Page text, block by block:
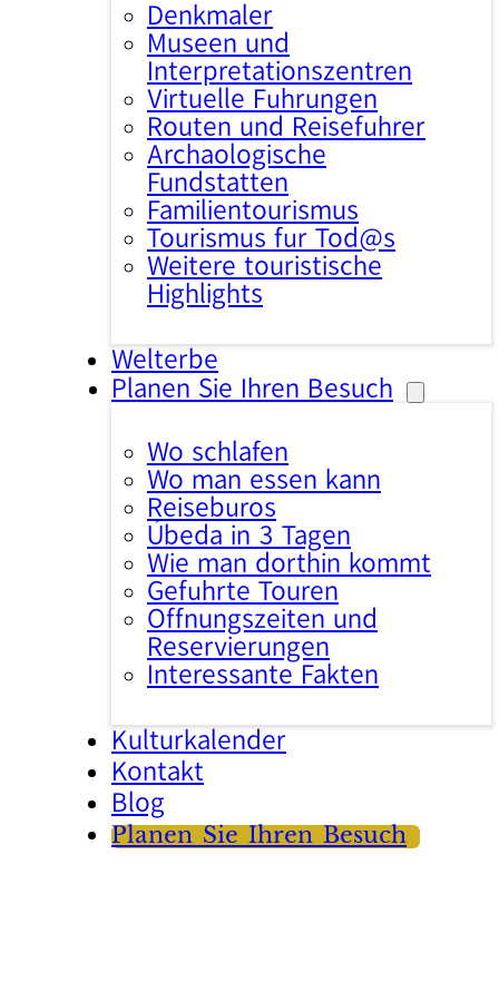
Denkmäler
Museen und
Interpretationszentren
Virtuelle Führungen
Routen und Reiseführer
Archäologische
Fundstätten
Familientourismus
Tourismus für Tod@s
Weitere touristische
Highlights
Welterbe
Planen Sie Ihren Besuch
Wo schlafen
Wo man essen kann
Reisebüros
Úbeda in 3 Tagen
Wie man dorthin kommt
Geführte Touren
Öffnungszeiten und
Reservierungen
Interessante Fakten
Kulturkalender
Kontakt
Blog
Planen Sie Ihren Besuch